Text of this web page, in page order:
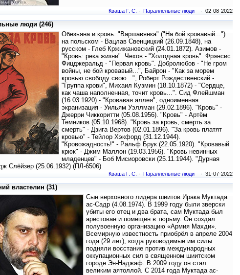
Кваша Г. С. · Параллельные люди · 02-08-2022
люди (246)
Обезьяна и кровь. "Варшавянка" ("На бой кровавый...")
на польском - Вацлав Свенцицкий (26.09.1848), на
русском - Глеб Кржижановский (24.01.1872). Азимов -
"Кровь: река жизни". Чехов - "Холодная кровь". Фрэнсис
Фицджеральд - "Первая кровь". Добролюбов - "Не гром
войны, не бой кровавый...", Байрон - "Как за морем
кровью свободу свою...", Роберт Рождественский -
"Группа крови", Михаил Кузмин (18.10.1872) - "Сердце,
как чаша наполненная, точит кровь...". Сид Флейшман
(16.03.1920) - "Кровавая аллея", одноименная
экранизация - Уильям Уэллман (29.02.1896). "Кровь" -
Джерри Чиккоритти (05.08.1956). "Кровь" - Артём
Темников (05.10.1968). "Кровь за кровь, смерть за
смерть" - Дзига Вертов (02.01.1896). "За кровь платят
кровью" - Тейлор Хэкфорд (31.12.1944).
"Кровожадность!" - Ральф Брук (22.05.1920). "Кровавый
крюк" - Джим Маллон (19.03.1956). "Кровь невинных
младенцев" - Боб Мисиоровски (25.11.1944). "Дурная
Слёйзер (25.06.1932) (ПЛ-6506)
Кваша Г. С. · Параллельные люди · 31-07-2022
властелин (31)
Сын верховного лидера шиитов Ирака Муктада
ас-Садр (4.08.1974). В 1999 году были зверски
убиты его отец и два брата, сам Муктада был
арестован и помещен в тюрьму. Он создал
полувоенную организацию «Армия Махди».
Всемирную известность приобрёл в апреле 2004
года (29 лет), когда руководимые им силы
подняли восстание против международных
оккупационных сил в священном шиитском
городе Эн-Наджаф. В 2009 году он стал
великим аятоллой. С 2014 года Муктада ас-